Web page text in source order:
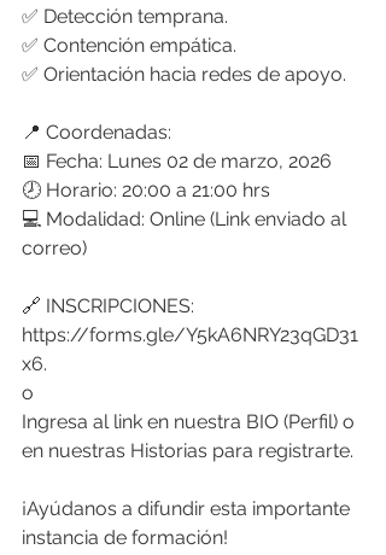
✅ Detección temprana.
✅ Contención empática.
✅ Orientación hacia redes de apoyo.
​📍 Coordenadas:
📅 Fecha: Lunes 02 de marzo, 2026
🕗 Horario: 20:00 a 21:00 hrs
💻 Modalidad: Online (Link enviado al
correo)
​🔗 INSCRIPCIONES:
https://forms.gle/Y5kA6NRY23qGD31
x6.
o
Ingresa al link en nuestra BIO (Perfil) o
en nuestras Historias para registrarte.
​¡Ayúdanos a difundir esta importante
instancia de formación!